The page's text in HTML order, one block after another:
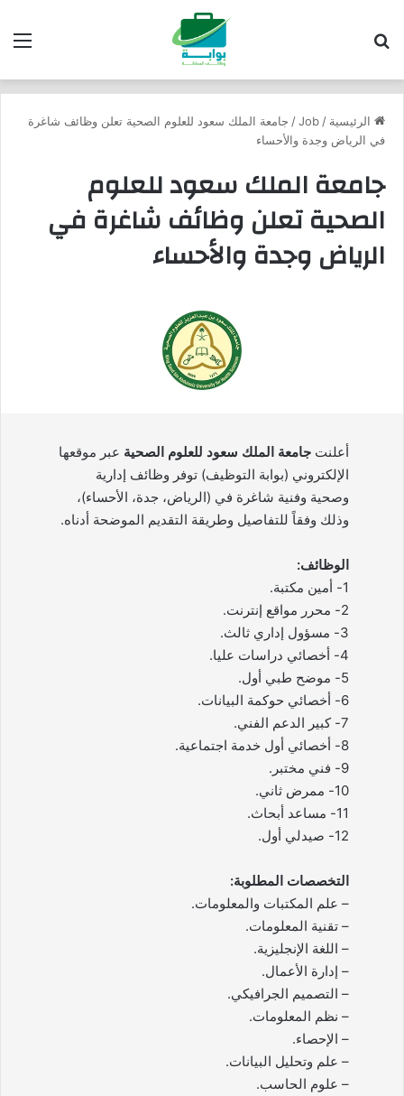
الرئيسية /
Job
/ جامعة الملك سعود للعلوم الصحية تعلن وظائف شاغرة
في الرياض وجدة والأحساء
جامعة الملك سعود للعلوم
الصحية تعلن وظائف شاغرة في
الرياض وجدة والأحساء
أعلنت جامعة الملك سعود للعلوم الصحية عبر موقعها
الإلكتروني (بوابة التوظيف) توفر وظائف إدارية
وصحية وفنية شاغرة في (الرياض، جدة، الأحساء)،
وذلك وفقاً للتفاصيل وطريقة التقديم الموضحة أدناه.
الوظائف:
1- أمين مكتبة.
2- محرر مواقع إنترنت.
3- مسؤول إداري ثالث.
4- أخصائي دراسات عليا.
5- موضح طبي أول.
6- أخصائي حوكمة البيانات.
7- كبير الدعم الفني.
8- أخصائي أول خدمة اجتماعية.
9- فني مختبر.
10- ممرض ثاني.
11- مساعد أبحاث.
12- صيدلي أول.
التخصصات المطلوبة:
– علم المكتبات والمعلومات.
– تقنية المعلومات.
– اللغة الإنجليزية.
– إدارة الأعمال.
– التصميم الجرافيكي.
– نظم المعلومات.
– الإحصاء.
– علم وتحليل البيانات.
– علوم الحاسب.